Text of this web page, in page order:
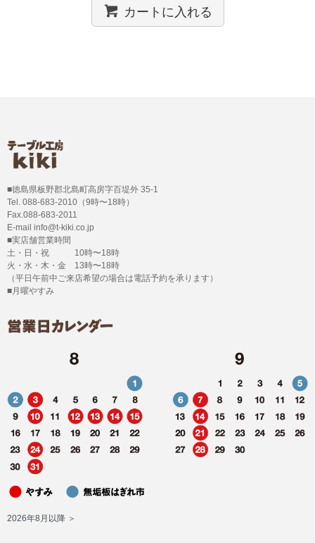
カートに入れる
■徳島県板野郡北島町高房字百堤外 35-1
Tel. 088-683-2010（9時〜18時）
Fax.088-683-2011
E-mail info@t-kiki.co.jp
■実店舗営業時間
土・日・祝 10時〜18時
火・水・木・金 13時〜18時
（平日午前中ご来店希望の場合は電話予約を承ります）
■月曜やすみ
2026年8月以降 ＞